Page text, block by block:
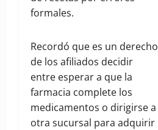
formales.
Recordó que es un derecho
de los afiliados decidir
entre esperar a que la
farmacia complete los
medicamentos o dirigirse a
otra sucursal para adquirir